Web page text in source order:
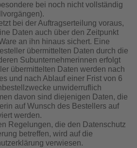
bei noch nicht vollständig
bei der Auftragserteilung voraus,
Daten auch über den Zeitpunkt
an ihn hinaus sichert. Eine
übermittelten Daten durch die
Subunternehmerinnen erfolgt
übermittelten Daten werden nach
und nach Ablauf einer Frist von 6
unwiderruflich
davon sind diejenigen Daten, die
auf Wunsch des Bestellers auf
werden.
Regelungen, die den Datenschutz
betreffen, wird auf die
verwiesen.